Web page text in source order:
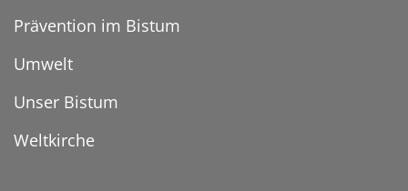
Prävention im Bistum
Umwelt
Unser Bistum
Weltkirche